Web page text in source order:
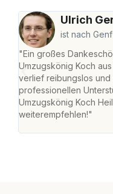
Ulrich
ist nach
"Ein großes
Umzugskönig Koch
verlief reibungslos
professionellen
Umzugskönig Koch
weiterempfehlen!"